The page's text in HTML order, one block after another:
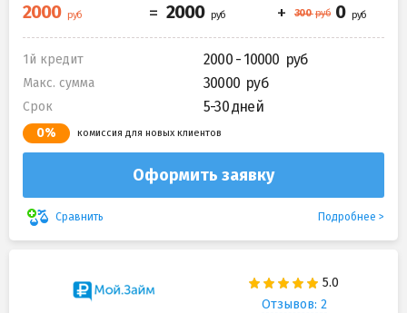
1й кредит 2000 - 10000
Макс. сумма 30000
Срок 5-30 дней
0% комиссия для новых клиентов
Оформить заявку
Сравнить Подробнее
Отзывов: 2